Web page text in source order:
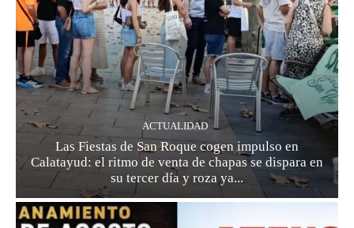
ACTUALIDAD
Las Fiestas de San Roque cogen impulso en
Calatayud: el ritmo de venta de chapas se dispara en
su tercer día y roza ya...